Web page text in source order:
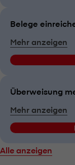
Belege
Mehr anzeigen
Überweisung
Mehr anzeigen
Alle anzeigen